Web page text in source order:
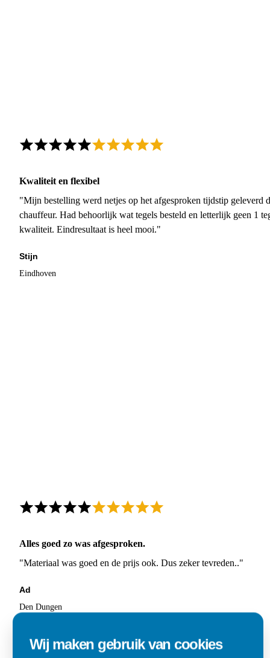
Kwaliteit en flexibel
"Mijn bestelling werd netjes op het afgesproken tijdstip geleverd
chauffeur. Had behoorlijk wat tegels besteld en letterlijk geen 1
kwaliteit. Eindresultaat is heel mooi."
Stijn
Eindhoven
Alles goed zo was afgesproken.
"Materiaal was goed en de prijs ook. Dus zeker tevreden.."
Ad
Den Dungen
Wij maken gebruik van cookies